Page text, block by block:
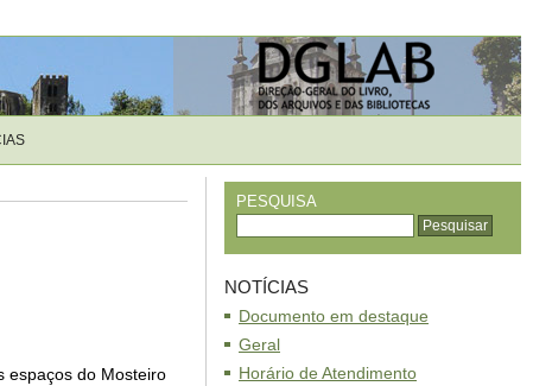
espaços do Mosteiro
PESQUISA
NOTÍCIAS
Documento em destaque
Geral
Horário de Atendimento